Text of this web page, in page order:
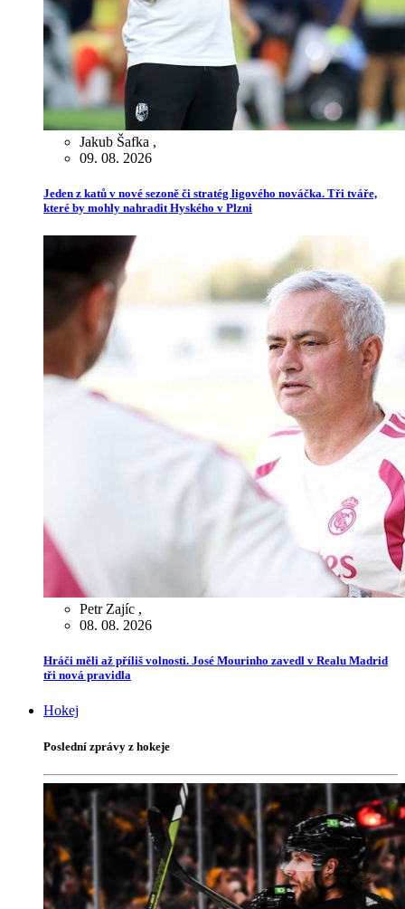
Jakub Šafka ,
09. 08. 2026
Jeden z katů v nové sezoně či stratég ligového nováčka. Tři tváře,
které by mohly nahradit Hyského v Plzni
Petr Zajíc ,
08. 08. 2026
Hráči měli až příliš volnosti. José Mourinho zavedl v Realu Madrid
tři nová pravidla
Hokej
Poslední zprávy z hokeje